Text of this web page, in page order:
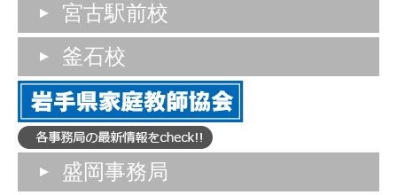
宮古駅前校
釜石校
盛岡事務局